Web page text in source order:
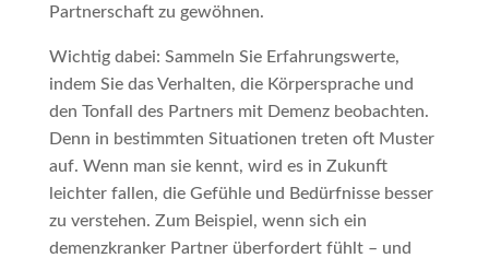
Partnerschaft zu gewöhnen.
Wichtig dabei: Sammeln Sie Erfahrungswerte,
indem Sie das Verhalten, die Körpersprache und
den Tonfall des Partners mit Demenz beobachten.
Denn in bestimmten Situationen treten oft Muster
auf. Wenn man sie kennt, wird es in Zukunft
leichter fallen, die Gefühle und Bedürfnisse besser
zu verstehen. Zum Beispiel, wenn sich ein
demenzkranker Partner überfordert fühlt – und